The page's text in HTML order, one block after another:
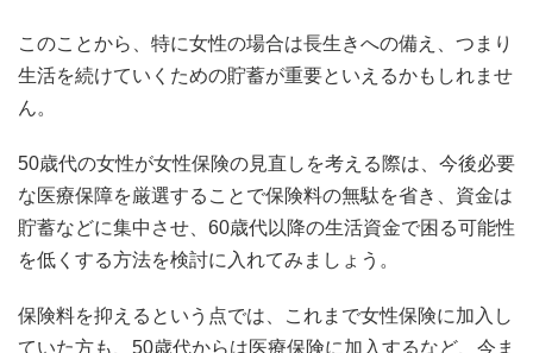
このことから、特に女性の場合は長生きへの備え、つまり
生活を続けていくための貯蓄が重要といえるかもしれませ
ん。
50歳代の女性が女性保険の見直しを考える際は、今後必要
な医療保障を厳選することで保険料の無駄を省き、資金は
貯蓄などに集中させ、60歳代以降の生活資金で困る可能性
を低くする方法を検討に入れてみましょう。
保険料を抑えるという点では、これまで女性保険に加入し
ていた方も、50歳代からは医療保険に加入するなど、今ま